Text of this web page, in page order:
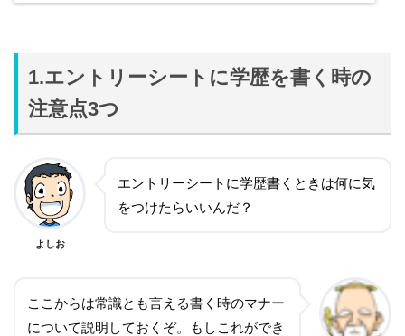
1.エントリーシートに学歴を書く時の
注意点3つ
よしお
エントリーシートに学歴書くときは何に気
をつけたらいいんだ？
ここからは常識とも言える書く時のマナー
について説明しておくぞ。もしこれができ